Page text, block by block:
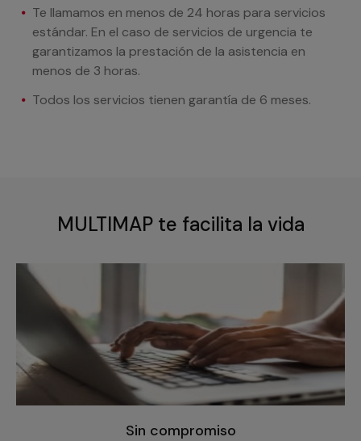
Te llamamos en menos de 24 horas para servicios
estándar. En el caso de servicios de urgencia te
garantizamos la prestación de la asistencia en
menos de 3 horas.
Todos los servicios tienen garantía de 6 meses.
MULTIMAP te facilita la vida
Sin compromiso